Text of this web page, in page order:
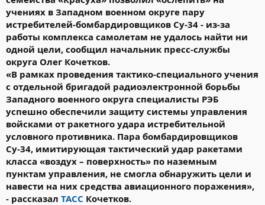
учениях в Западном военном округе пару
истребителей-бомбардировщиков Су-34 - из-за
работы комплекса самолетам не удалось найти ни
одной цели, сообщил начальник пресс-службы
округа Олег Кочетков.
«В рамках проведения тактико-специального учения
с отдельной бригадой радиоэлектронной борьбы
Западного военного округа специалисты РЭБ
успешно обеспечили защиту системы управления
войсками от ракетного удара истребительной
условного противника. Пара бомбардировщиков
Су-34, имитирующая тактический удар ракетами
класса «воздух – поверхность» по наземным
пунктам управления, не смогла обнаружить цели и
навести на них средства авиационного поражения»,
- рассказал ТАСС Кочетков.